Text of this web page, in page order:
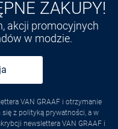
ZAKUPY!
akcji promocyjnych
w modzie.
VAN GRAAF i otrzymanie
się z polityką prywatności, a w
newslettera VAN GRAAF i